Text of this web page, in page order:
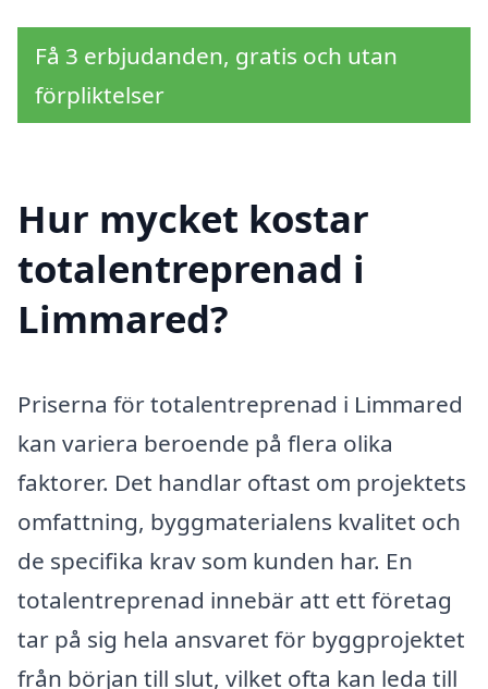
Få 3 erbjudanden, gratis och utan
förpliktelser
Hur mycket kostar
totalentreprenad i
Limmared?
Priserna för totalentreprenad i Limmared
kan variera beroende på flera olika
faktorer. Det handlar oftast om projektets
omfattning, byggmaterialens kvalitet och
de specifika krav som kunden har. En
totalentreprenad innebär att ett företag
tar på sig hela ansvaret för byggprojektet
från början till slut, vilket ofta kan leda till